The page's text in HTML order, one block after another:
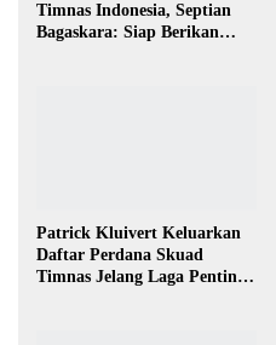
Timnas Indonesia, Septian
Bagaskara: Siap Berikan
Patrick Kluivert Keluarkan
Daftar Perdana Skuad
Timnas Jelang Laga Penting